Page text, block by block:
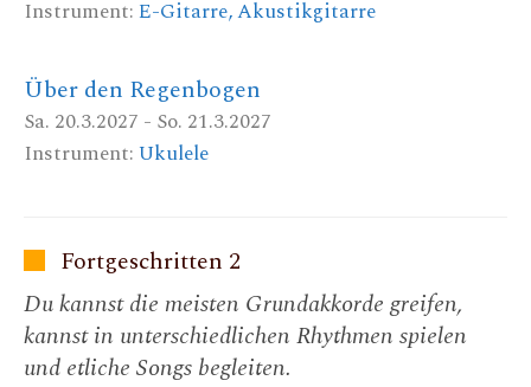
Instrument:E-Gitarre, Akustikgitarre
Über den Regenbogen
Sa. 20.3.2027 - So. 21.3.2027
Instrument:Ukulele
Fortgeschritten 2
Du kannst die meisten Grundakkorde greifen,
kannst in unterschiedlichen Rhythmen spielen
und etliche Songs begleiten.